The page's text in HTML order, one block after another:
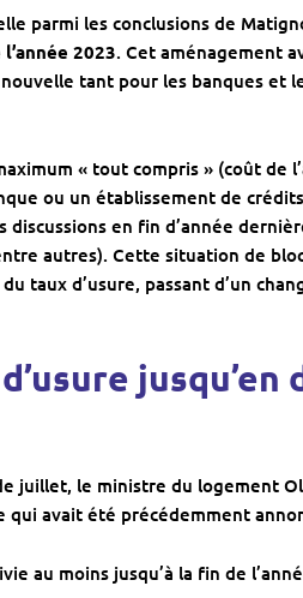
parmi les conclusions de
2023. Cet aménagement
tant pour les banques et
« tout compris » (coût de
ou un établissement de
en fin d’année
autres). Cette situation de
taux d’usure, passant d’un
jusqu’en
juillet, le ministre du logement
avait été précédemment
au moins jusqu’à la fin de